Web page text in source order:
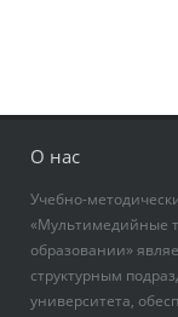
О нас
Учебно-
«Мультимедийные
образовании»
структурным
университета,